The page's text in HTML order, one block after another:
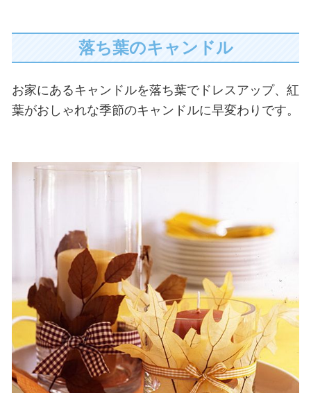
落ち葉のキャンドル
お家にあるキャンドルを落ち葉でドレスアップ、紅
葉がおしゃれな季節のキャンドルに早変わりです。